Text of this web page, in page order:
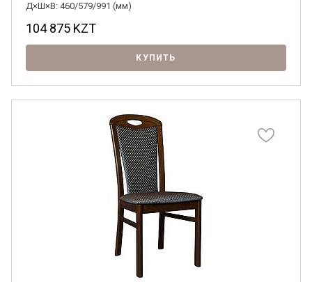
Д×Ш×В: 460/579/991 (мм)
104 875 KZT
КУПИТЬ